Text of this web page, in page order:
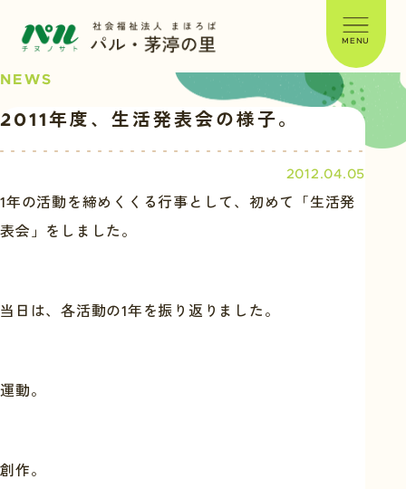
MENU
NEWS
お知らせ
2011年度、生活発表会の様子。
2012.04.05
1年の活動を締めくくる行事として、初めて「生活発
表会」をしました。
当日は、各活動の1年を振り返りました。
運動。
創作。